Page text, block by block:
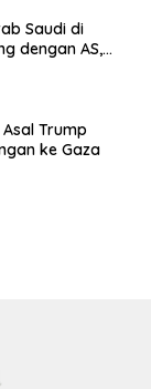
Saudi di
dengan AS,
Trump
ke Gaza